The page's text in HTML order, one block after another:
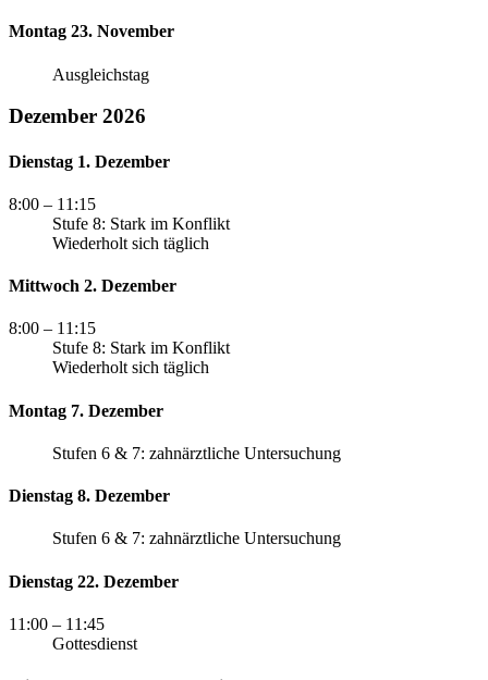
Montag 23. November
Ausgleichstag
Dezember 2026
Dienstag 1. Dezember
8:00 – 11:15
Stufe 8: Stark im Konflikt
Wiederholt sich täglich
Mittwoch 2. Dezember
8:00 – 11:15
Stufe 8: Stark im Konflikt
Wiederholt sich täglich
Montag 7. Dezember
Stufen 6 & 7: zahnärztliche Untersuchung
Dienstag 8. Dezember
Stufen 6 & 7: zahnärztliche Untersuchung
Dienstag 22. Dezember
11:00 – 11:45
Gottesdienst